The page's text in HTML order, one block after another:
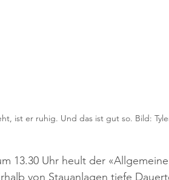
ist er ruhig. Und das ist gut so. Bild:
13.30 Uhr heult der
von Stauanlagen tiefe